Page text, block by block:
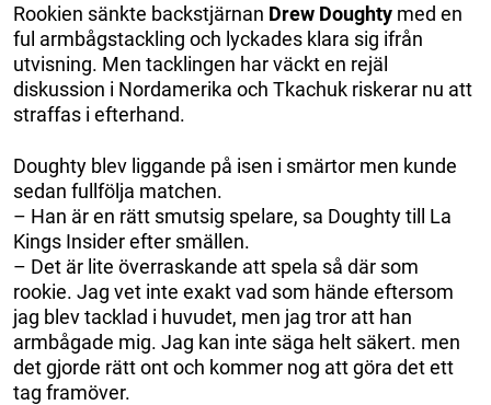
Rookien sänkte backstjärnan Drew Doughty med en
ful armbågstackling och lyckades klara sig ifrån
utvisning. Men tacklingen har väckt en rejäl
diskussion i Nordamerika och Tkachuk riskerar nu att
straffas i efterhand.
Doughty blev liggande på isen i smärtor men kunde
sedan fullfölja matchen.
– Han är en rätt smutsig spelare, sa Doughty till La
Kings Insider efter smällen.
– Det är lite överraskande att spela så där som
rookie. Jag vet inte exakt vad som hände eftersom
jag blev tacklad i huvudet, men jag tror att han
armbågade mig. Jag kan inte säga helt säkert. men
det gjorde rätt ont och kommer nog att göra det ett
tag framöver.